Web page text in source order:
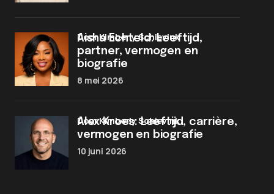
Aisha Echteld: Leeftijd,
partner, vermogen en
biografie
door Kimberly Schievink
8 mei 2026
Alex Kroes: Leeftijd, carrière,
vermogen en biografie
door Kimberly Schievink
10 juni 2026